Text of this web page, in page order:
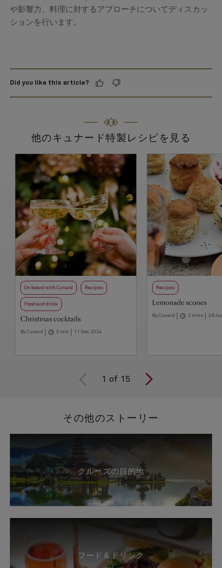
や影響力、料理に対するアプローチについてディスカッ
ションを行います。
Did you like this article?
他のキュナード特製レシピを見る
On board with Cunard Recipes
Food and drink
Christmas cocktails
By Cunard 3 min 11 Dec 2024
Recipes
Lemonade scones
By Cunard 2 mins 28
1 of 15
その他のストーリー
クルーズの目的地
フード＆ドリンク